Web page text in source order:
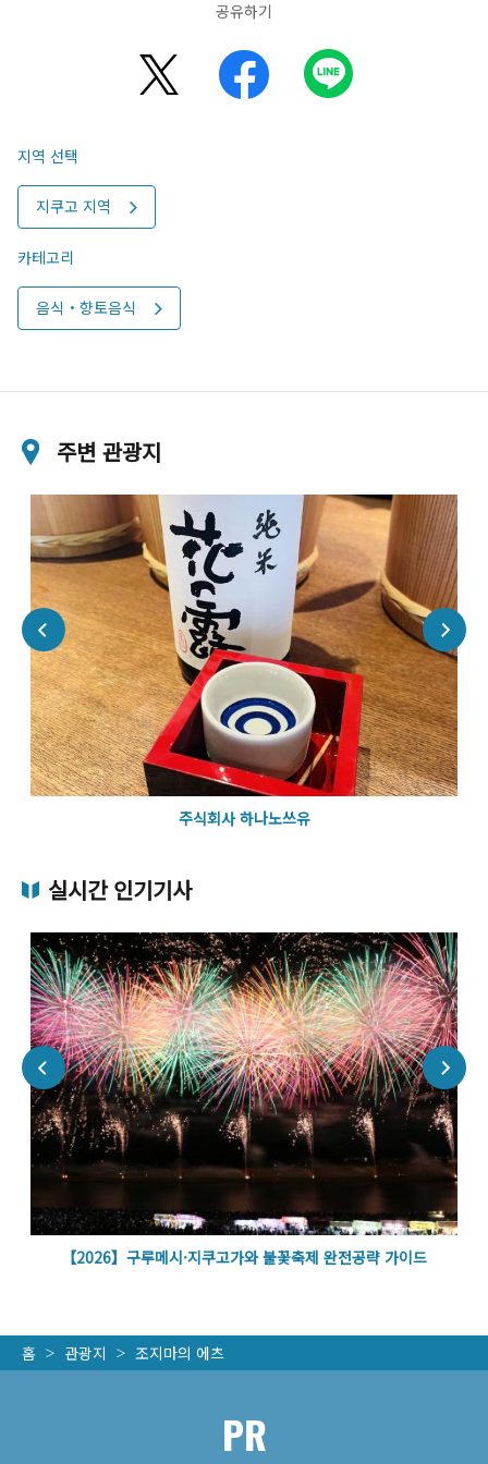
공유하기
지역 선택
지쿠고 지역
카테고리
음식・향토음식
주변 관광지
주식회사 하나노쓰유
실시간 인기기사
【2026】구루메시·지쿠고가와 불꽃축제 완전공략 가이드
홈 관광지 조지마의 에츠
PR